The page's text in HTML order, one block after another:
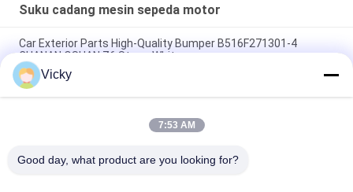
Suku cadang mesin sepeda motor
Car Exterior Parts High-Quality Bumper B516F271301-4
CHANAN OSHAN​ Z6 Starry White
Motor starter Honda EX5 Mesin Sepeda Motor suku cadang
Grosir Murah Dengan Kinerja Tinggi
Sepeda motor busi untuk CPR8EAIX-9 China Pemasok Sistem
Vicky
7:53 AM
Good day, what product are you looking for?